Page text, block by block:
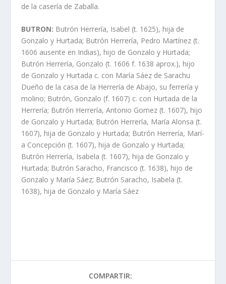
de la caserí­a de Zaballa.
BUTRON: Butrón Herrerí­a, Isabel (t. 1625), hija de
Gonzalo y Hurtada; Butrón Herrerí­a, Pedro Martí­nez (t.
1606 ausente en Indias), hijo de Gonzalo y Hurtada;
Butrón Herrerí­a, Gonzalo (t. 1606 f. 1638 aprox.), hijo
de Gonzalo y Hurtada c. con Marí­a Sáez de Sarachu
Dueño de la casa de la Herrerí­a de Abajo, su ferrerí­a y
molino; Butrón, Gonzalo (f. 1607) c. con Hurtada de la
Herrerí­a; Butrón Herrerí­a, Antonio Gomez (t. 1607), hijo
de Gonzalo y Hurtada; Butrón Herrerí­a, Marí­a Alonsa (t.
1607), hija de Gonzalo y Hurtada; Butrón Herrerí­a, Marí­
a Concepción (t. 1607), hija de Gonzalo y Hurtada;
Butrón Herrerí­a, Isabela (t. 1607), hija de Gonzalo y
Hurtada; Butrón Saracho, Francisco (t. 1638), hijo de
Gonzalo y Marí­a Sáez; Butrón Saracho, Isabela (t.
1638), hija de Gonzalo y Marí­a Sáez
COMPARTIR: